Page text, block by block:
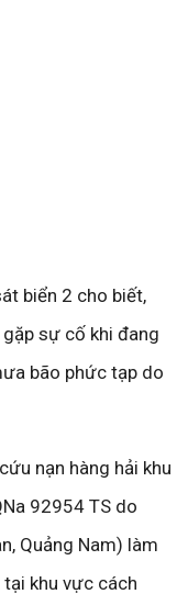
biển 2 cho biết,
sự cố khi đang
bão phức tạp do
nạn hàng hải khu
92954 TS do
Quảng Nam) làm
khu vực cách